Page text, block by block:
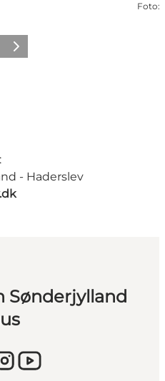
Foto:
Weiter
- Haderslev
Sønderjylland